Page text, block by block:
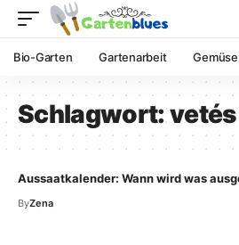
Bio-Garten Gartenarbeit Gemüse
Schlagwort:vetés
Aussaatkalender: Wann wird was
ByZena